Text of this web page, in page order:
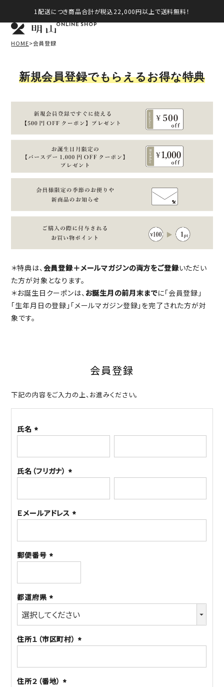
1配送につき商品合計が税込22,000円以上で送料無料！
ONLINE SHOP
HOME 会員登録
新規会員登録でもらえるお得な特典
＊特典は、会員登録＋メールマガジンの両方をご登録いただい
た方が対象となります。
＊お誕生日クーポンは、 お誕生月の前月末までに「会員登録」
「生年月日の登録」「メールマガジン登録」を完了された方が対
象です。
会員登録
下記の内容をご入力の上、お進みください。
氏名
須)
氏名（フリガナ）
須)
Ｅメールアドレス
須)
郵便番号
須)
都道府県
(必
須)
住所１（市区町村）
須)
住所２（番地）